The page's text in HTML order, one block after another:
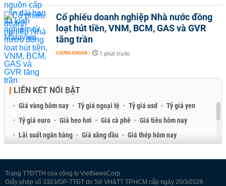
Cổ phiếu doanh nghiệp Nhà nước đồng
loạt hút tiền, VNM, BCM, GAS và GVR
tăng trần
CHỨNG KHOÁN - 1 phút trước
LIÊN KẾT NỔI BẬT
Giá vàng hôm nay Tỷ giá ngoại tệ Tỷ giá usd
Tỷ giá yen
Tỷ giá euro
Giá heo hơi Giá cà phê
Giá tiêu hôm nay
Lãi suất ngân hàng
Giá xăng dầu
Giá thép hôm nay
Trang TTĐTTH của công ty VietNewsCorp
Giấy phép số 3323/GP-TTĐT do Sở VH&TT TP.HCM cấp ngày 20/3/2026